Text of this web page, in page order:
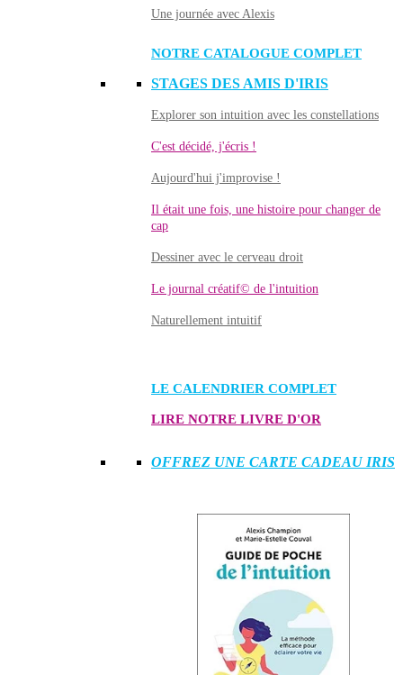
Une journée avec Alexis
NOTRE CATALOGUE COMPLET
STAGES DES AMIS D'IRIS
Explorer son intuition avec les constellations
C'est décidé, j'écris !
Aujourd'hui j'improvise !
Il était une fois, une histoire pour changer de
cap
Dessiner avec le cerveau droit
Le journal créatif© de l'intuition
Naturellement intuitif
LE CALENDRIER COMPLET
LIRE NOTRE LIVRE D'OR
OFFREZ UNE CARTE CADEAU IRIS